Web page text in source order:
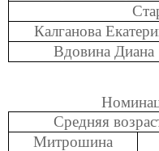
Калганова
Вдовина Диана
Средняя
Митрошина